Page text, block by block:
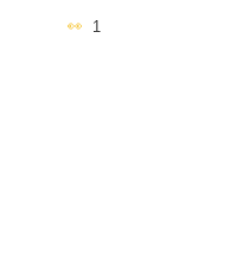
1